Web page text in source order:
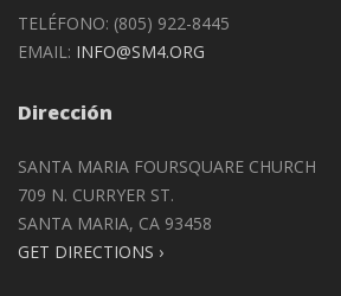
TELÉFONO: (805) 922-8445
EMAIL: INFO@SM4.ORG
Dirección
SANTA MARIA FOURSQUARE CHURCH
709 N. CURRYER ST.
SANTA MARIA, CA 93458
GET DIRECTIONS ›